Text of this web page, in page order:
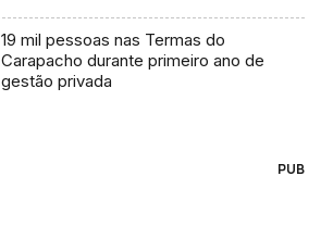
19 mil pessoas nas Termas do
Carapacho durante primeiro ano de
gestão privada
PUB